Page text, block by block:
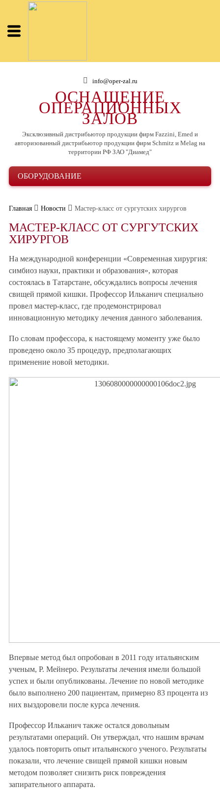
info@oper-zal.ru
ОСНАЩЕНИЕ
ОПЕРАЦИОННЫХ
ЗАЛОВ
Эксклюзивный дистрибьютор продукции фирм Fazzini, Emed и
авторизованный дистрибьютор продукции фирм Schmitz и Melag на
территории РФ ЗАО "Диамед"
ОБОРУДОВАНИЕ
Главная Новости Мастер-класс от сургутских хирургов
МАСТЕР-КЛАСС ОТ СУРГУТСКИХ
ХИРУРГОВ
На международной конференции «Современная хирургия:
симбиоз науки, практики и образования», которая
состоялась в Татарстане, обсуждались вопросы лечения
свищей прямой кишки. Профессор Ильканич специально
провел мастер-класс, где продемонстрировал
инновационную методику лечения данного заболевания.
По словам профессора, к настоящему моменту уже было
проведено около 35 процедур, предполагающих
применение новой методики.
Впервые метод был опробован в 2011 году итальянским
ученым, Р. Мейнеро. Результаты лечения имели большой
успех и были опубликованы. Лечение по новой методике
было выполнено 200 пациентам, примерно 83 процента из
них выздоровели после курса лечения.
Профессор Ильканич также остался довольным
результатами операций. Он утверждал, что нашим врачам
удалось повторить опыт итальянского ученого. Результаты
показали, что лечение свищей прямой кишки новым
методом позволяет снизить риск повреждения
запирательного аппарата.